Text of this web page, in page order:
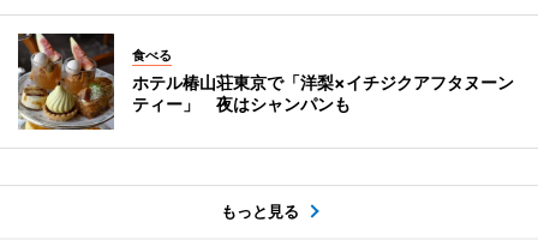
食べる
ホテル椿山荘東京で「洋梨×イチジクアフタヌーン
ティー」 夜はシャンパンも
もっと見る